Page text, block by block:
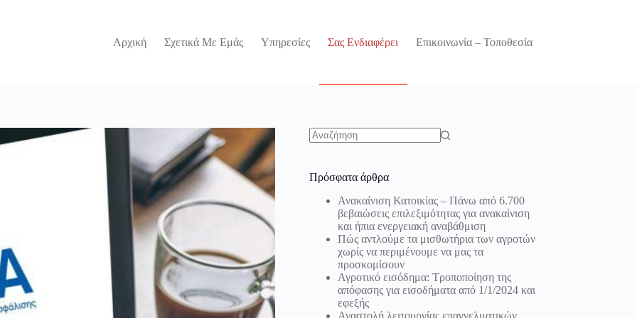
Αρχική
Σχετικά Με Εμάς Υπηρεσίες Σας Ενδιαφέρει Επικοινωνία – Τοποθεσία
Πρόσφατα άρθρα
Ανακαίνιση Κατοικίας – Πάνω από 6.700
βεβαιώσεις επιλεξιμότητας για ανακαίνιση
και ήπια ενεργειακή αναβάθμιση
Πώς αντλούμε τα μισθωτήρια των αγροτών
χωρίς να περιμένουμε να μας τα
προσκομίσουν
Αγροτικό εισόδημα: Τροποποίηση της
απόφασης για εισοδήματα από 1/1/2024 και
εφεξής
Αναστολή λειτουργίας επαγγελματικών